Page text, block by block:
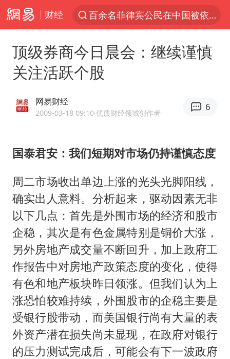
财经
百余名菲律宾公民在中国被依法处理
《哪吒之魔童闹海》获百花奖最佳影片奖
哥伦比亚发生7.5级地震
百花奖完整获奖名单公布
男子攒206小时加班调休被拒获赔1.6万
公安部通报：抓获犯罪嫌疑人8200余名
上海将苏州河水强排至黄浦江
中方：奉劝美方解除对古巴制裁封锁
警惕！我国境内发现多起“Sorry”勒索病毒攻击事件
广岛长崎的昨天未必不会是日本的明天
我国民营企业创新动能持续增强
高铁双人座被免票儿童挤成3人座
顶级券商今日晨会：继续谨慎
关注活跃个股
网易财经
2009-03-18 09:10·优质财经领域创作者
6
国泰君安：我们短期对市场仍持谨慎态度
周二市场收出单边上涨的光头光脚阳线，
确实出人意料。分析起来，驱动因素无非
以下几点：首先是外围市场的经济和股市
企稳，其次是有色金属特别是铜价大涨，
另外房地产成交量不断回升，加上政府工
作报告中对房地产政策态度的变化，使得
有色和地产板块昨日领涨。但我们认为上
涨恐怕较难持续，外围股市的企稳主要是
受银行股带动，而美国银行尚有大量的表
外资产潜在损失尚未显现，在政府对银行
的压力测试完成后，可能会有下一波政府